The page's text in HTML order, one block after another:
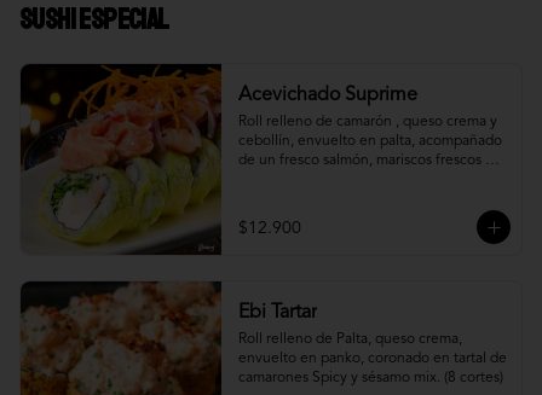
Sushi Especial
Acevichado Suprime
Roll relleno de camarón , queso crema y
cebollín, envuelto en palta, acompañado
de un fresco salmón, mariscos frescos en
$12.900
Ebi Tartar
Roll relleno de Palta, queso crema,
envuelto en panko, coronado en tartal de
camarones Spicy y sésamo mix. (8 cortes)